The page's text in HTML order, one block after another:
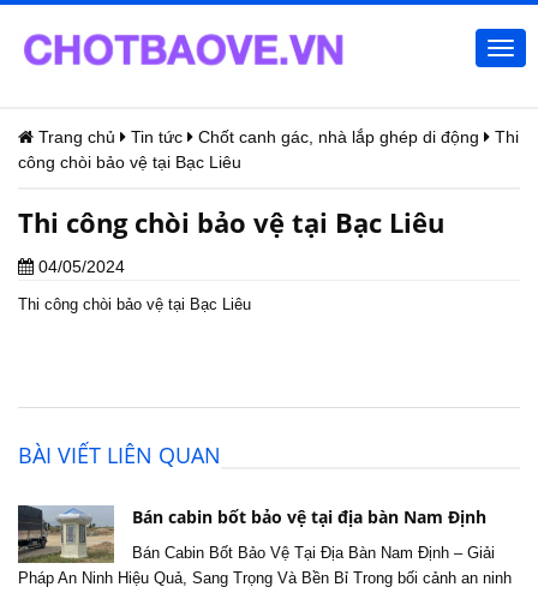
Trang chủ Tin tức Chốt canh gác, nhà lắp ghép di động
Thi
công chòi bảo vệ tại Bạc Liêu
Thi công chòi bảo vệ tại Bạc Liêu
04/05/2024
Thi công chòi bảo vệ tại Bạc Liêu
BÀI VIẾT LIÊN QUAN
Bán cabin bốt bảo vệ tại địa bàn Nam Định
Bán Cabin Bốt Bảo Vệ Tại Địa Bàn Nam Định – Giải
Pháp An Ninh Hiệu Quả, Sang Trọng Và Bền Bỉ Trong bối cảnh an ninh